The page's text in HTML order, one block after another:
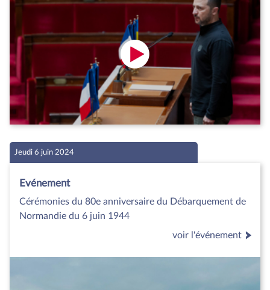
Jeudi 6 juin 2024
Evénement
Cérémonies du 80e anniversaire du Débarquement de
Normandie du 6 juin 1944
voir l'événement